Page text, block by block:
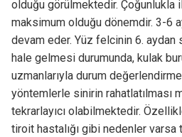
olduğu görülmektedir. Çoğunlukla
maksimum olduğu dönemdir. 3-6
devam eder. Yüz felcinin 6. aydan
hale gelmesi durumunda, kulak
uzmanlarıyla durum
yöntemlerle sinirin rahatlatılması
tekrarlayıcı olabilmektedir.
tiroit hastalığı gibi nedenler varsa